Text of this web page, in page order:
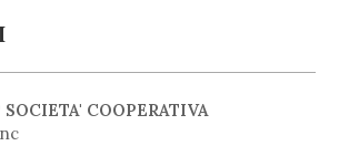
COOPERATIVA